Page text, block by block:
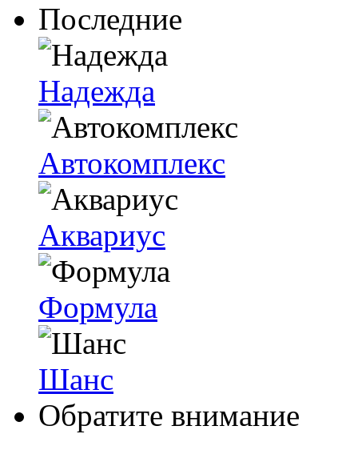
Последние
Надежда
Автокомплекс
Аквариус
Формула
Шанс
Обратите внимание